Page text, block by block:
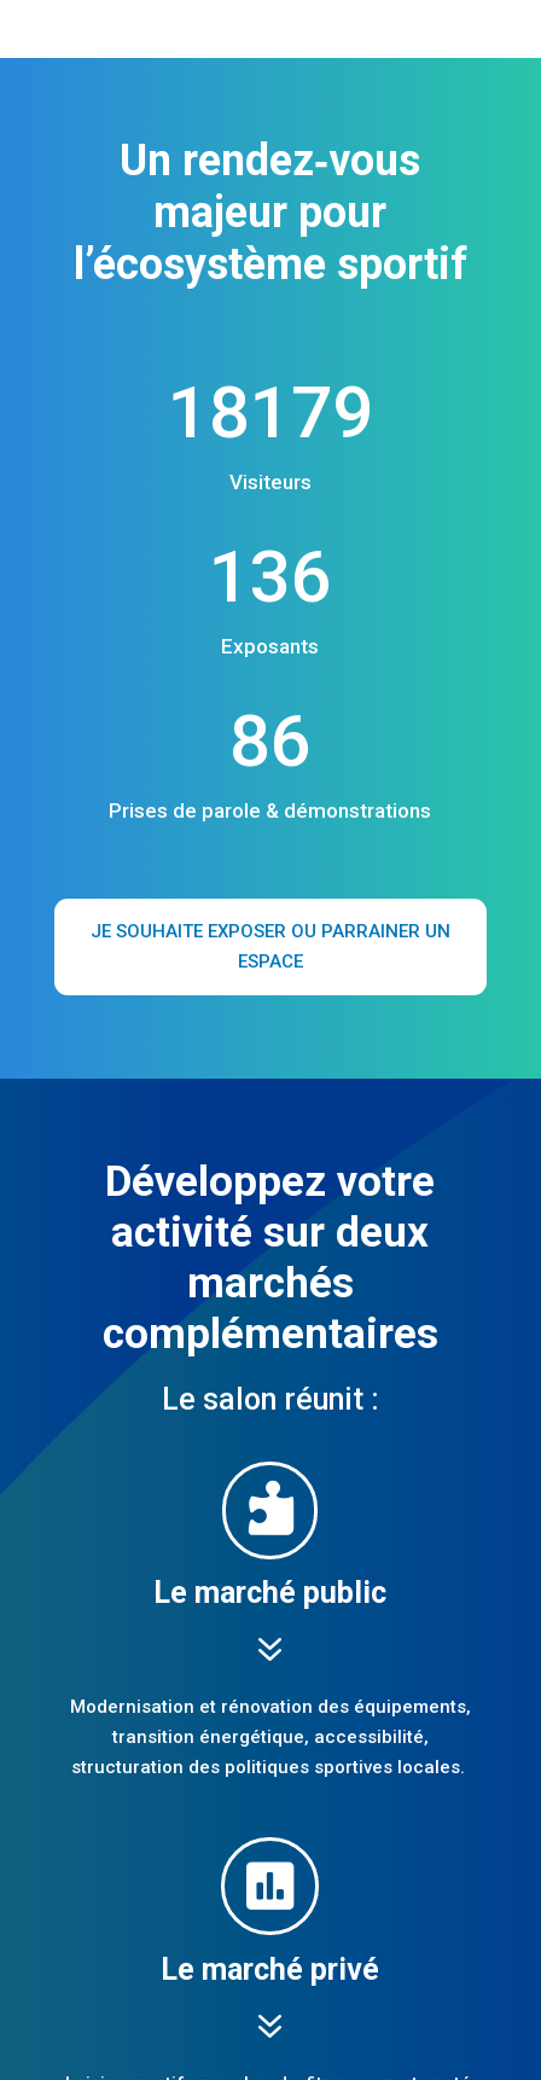
Un rendez‑vous
majeur pour
l’écosystème sportif
18179
Visiteurs
136
Exposants
86
Prises de parole & démonstrations
JE SOUHAITE EXPOSER OU PARRAINER UN
ESPACE
Développez votre
activité sur deux
marchés
complémentaires
Le salon réunit :

Le marché public
7
Modernisation et rénovation des équipements,
transition énergétique, accessibilité,
structuration des politiques sportives locales.

Le marché privé
7